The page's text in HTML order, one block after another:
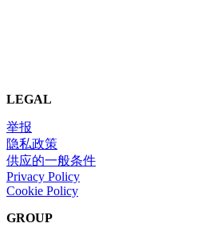
LEGAL
举报
隐私政策
供应的一般条件
Privacy Policy
Cookie Policy
GROUP